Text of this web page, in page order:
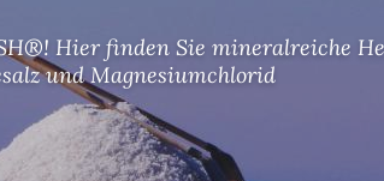
Hier finden Sie mineralreiche
und Magnesiumchlorid
Hier finden Sie mineralreiche
und Magnesiumchlorid
Hier finden Sie mineralreiche
und Magnesiumchlorid